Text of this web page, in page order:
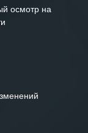
осмотр на